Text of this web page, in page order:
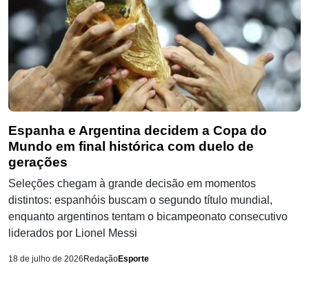
Espanha e Argentina decidem a Copa do
Mundo em final histórica com duelo de
gerações
Seleções chegam à grande decisão em momentos
distintos: espanhóis buscam o segundo título mundial,
enquanto argentinos tentam o bicampeonato consecutivo
liderados por Lionel Messi
18 de julho de 2026 RedaçãoEsporte